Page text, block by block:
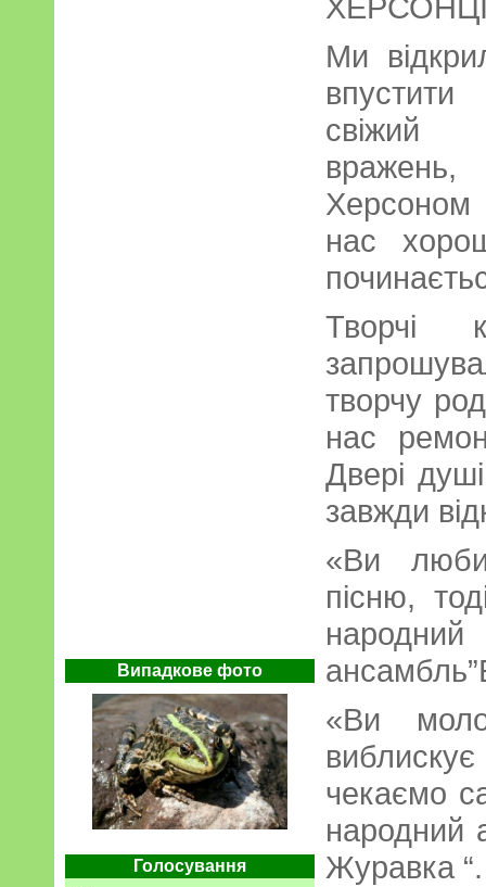
Випадкове фото
Голосування
Ми
Херсоном
нас
Творчі
творчу
нас
Двері
завжди
«Ви
пісню,
«Ви
чекаємо
народний
Журавка “.